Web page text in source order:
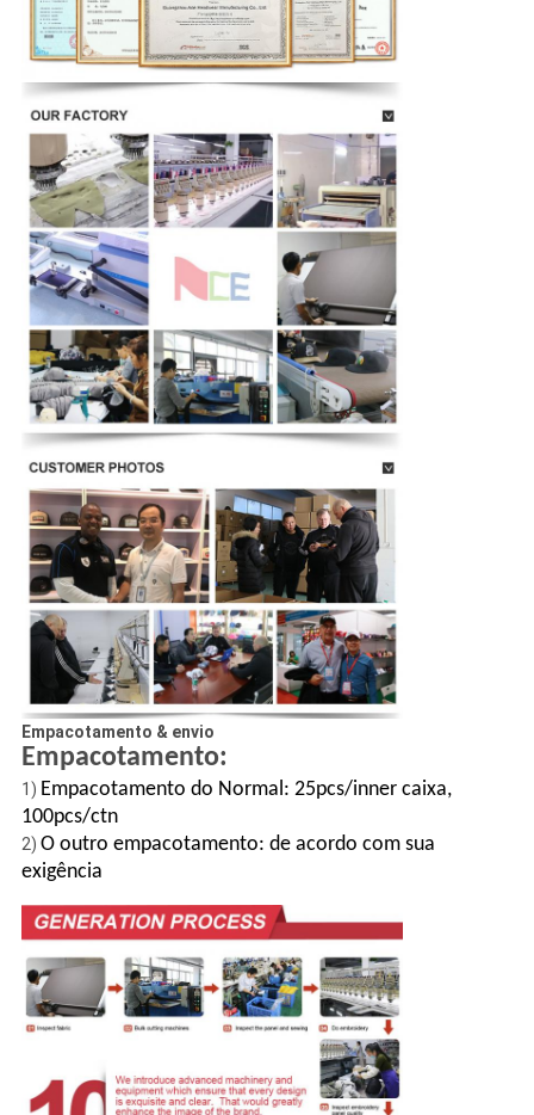
Empacotamento & envio
Empacotamento:
1) Empacotamento do Normal: 25pcs/inner caixa,
100pcs/ctn
2) O outro empacotamento: de acordo com sua
exigência